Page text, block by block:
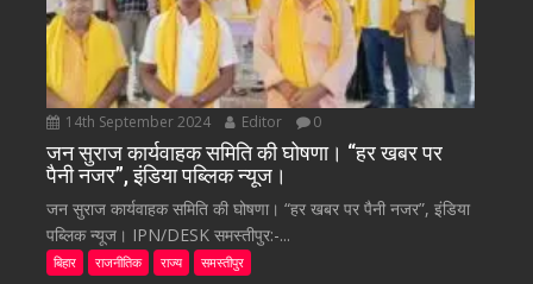
14th September 2024 Editor 0
जन सुराज कार्यवाहक समिति की घोषणा। “हर खबर पर
पैनी नजर”, इंडिया पब्लिक न्यूज।
जन सुराज कार्यवाहक समिति की घोषणा। “हर खबर पर पैनी नजर”, इंडिया
पब्लिक न्यूज। IPN/DESK समस्तीपुर:-...
बिहार राजनीतिक राज्य समस्तीपुर